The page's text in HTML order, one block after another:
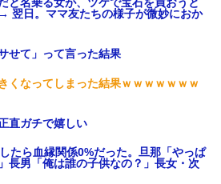
翌日。ママ友たちの様子が微妙におか
せて」って言った結果
くなってしまった結果ｗｗｗｗｗｗｗ
直ガチで嬉しい
たら血縁関係0%だった。旦那「やっぱ
長男「俺は誰の子供なの？」長女・次